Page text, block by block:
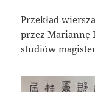
Przekład
przez Mariannę
studiów